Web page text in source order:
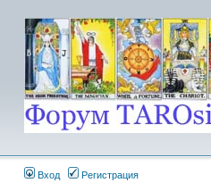
Вход Регистрация